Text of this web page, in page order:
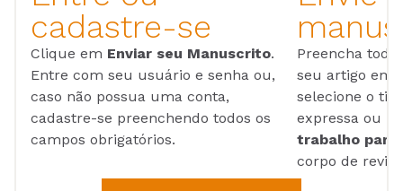
cadastre-se
Clique em Enviar seu Manuscrito.
Entre com seu usuário e senha ou,
caso não possua uma conta,
cadastre-se preenchendo todos os
campos obrigatórios.
Preencha
seu artigo em
selecione o
expressa ou
trabalho para
corpo de